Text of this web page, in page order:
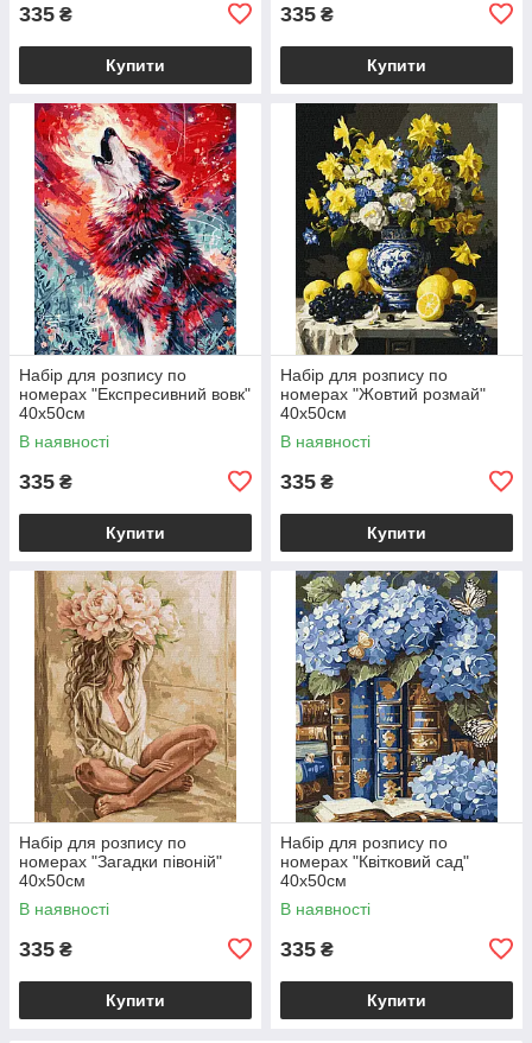
335 ₴
Купити
335 ₴
Купити
Набір для розпису по
номерах "Експресивний вовк"
40х50см
В наявності
335 ₴
Купити
Набір для розпису по
номерах "Жовтий розмай"
40х50см
В наявності
335 ₴
Купити
Набір для розпису по
номерах "Загадки півоній"
40х50см
В наявності
335 ₴
Купити
Набір для розпису по
номерах "Квітковий сад"
40х50см
В наявності
335 ₴
Купити